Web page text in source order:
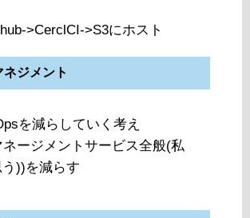
>CerclCI->S3にホスト
ジメント
を減らしていく考え
ージメントサービス全般(私
う))を減らす